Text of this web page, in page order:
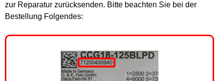
zur Reparatur zurücksenden. Bitte beachten Sie bei der
Bestellung Folgendes: